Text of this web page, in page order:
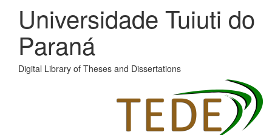
Universidade Tuiuti do
Paraná
Digital Library of Theses and Dissertations